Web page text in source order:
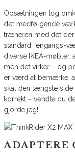
Opsætningen tog
det medfølgende
træneren med det
standard “engangs-
diverse IKEA-møbler,
men det virker – og
er værd at bemærke,
skal den længste side
korrekt – vendte du
gjorde jeg!!
ADAPTERE